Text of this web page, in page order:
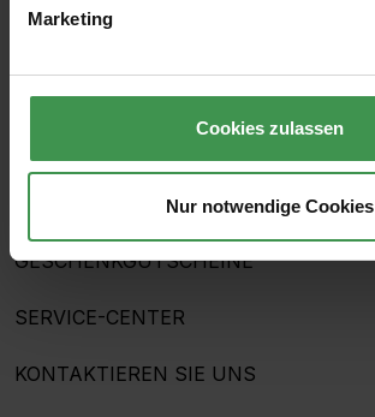
Marketing
Cookies zulassen
Nur notwendige Cookies
ÜBER UNS
GESCHENKGUTSCHEINE
SERVICE-CENTER
KONTAKTIEREN SIE UNS